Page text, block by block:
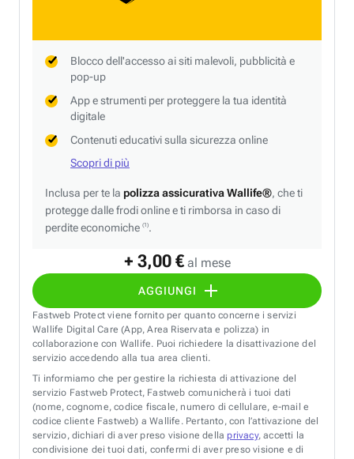
+ 3,00 € al mese
AGGIUNGI
Blocco dell'accesso ai siti malevoli, pubblicità e
pop-up
App e strumenti per proteggere la tua identità
digitale
Contenuti educativi sulla sicurezza online
Scopri di più
Inclusa per te la polizza assicurativa Wallife®, che ti
protegge dalle frodi online e ti rimborsa in caso di
perdite economiche (1).
Fastweb Protect viene fornito per quanto concerne i servizi
Wallife Digital Care (App, Area Riservata e polizza) in
collaborazione con Wallife. Puoi richiedere la disattivazione del
servizio accedendo alla tua area clienti.
Ti informiamo che per gestire la richiesta di attivazione del
servizio Fastweb Protect, Fastweb comunicherà i tuoi dati
(nome, cognome, codice fiscale, numero di cellulare, e-mail e
codice cliente Fastweb) a Wallife. Pertanto, con l’attivazione del
servizio, dichiari di aver preso visione della privacy, accetti la
condivisione dei tuoi dati, confermi di aver preso visione e di